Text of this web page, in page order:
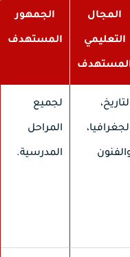
المجال الجمهور
المستهدف
لجميع
المراحل
المدرسية.